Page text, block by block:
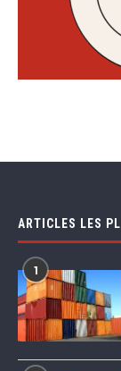
ARTICLES LES
1